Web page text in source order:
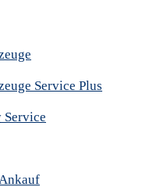
Service Plus
Service